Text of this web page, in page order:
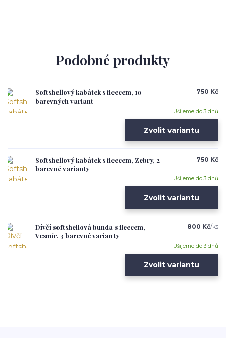
Podobné produkty
Softshellový kabátek s fleecem, 10
barevných variant
750 Kč
Ušijeme do 3 dnů
Zvolit variantu
Softshellový kabátek s fleecem, Zebry, 2
barevné varianty
750 Kč
Ušijeme do 3 dnů
Zvolit variantu
Dívčí softshellová bunda s fleecem,
Vesmír, 3 barevné varianty
800 Kč/ks
Ušijeme do 3 dnů
Zvolit variantu